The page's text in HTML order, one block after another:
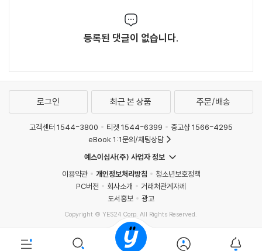
등록된 댓글이 없습니다.
로그인 최근 본 상품 주문/배송
고객센터 1544-3800 티켓 1544-6399
중고샵 1566-4295
eBook 1:1문의/채팅상담
예스이십사(주) 사업자 정보
이용약관
개인정보처리방침
청소년보호정책
PC버전
회사소개
거래처관계자께
도서홍보
광고
Copyright © YES24 Corp. All Rights Reserved.